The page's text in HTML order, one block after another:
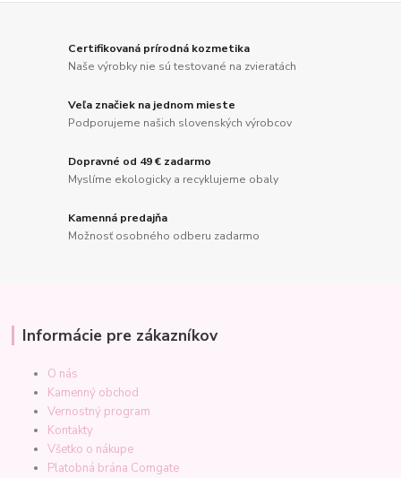
Certifikovaná prírodná kozmetika
Naše výrobky nie sú testované na zvieratách
Veľa značiek na jednom mieste
Podporujeme našich slovenských výrobcov
Dopravné od 49 € zadarmo
Myslíme ekologicky a recyklujeme obaly
Kamenná predajňa
Možnosť osobného odberu zadarmo
Informácie pre zákazníkov
O nás
Kamenný obchod
Vernostný program
Kontakty
Všetko o nákupe
Platobná brána Comgate